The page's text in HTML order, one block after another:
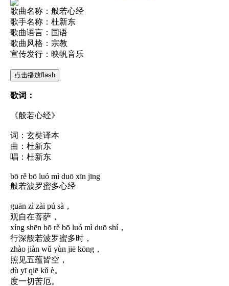
歌曲名称：般若心经
歌手名称：杜新东
歌曲语言：国语
歌曲风格：宗教
宣传发行：映帆音乐
点击播放flash
歌词：
《般若心经》
词：玄奘译本
曲：杜新东
唱：杜新东
bō rě bō luó mì duō xīn jīng
般若波罗蜜多心经
guān zì zài pú sà，
观自在菩萨，
xíng shēn bō rě bō luó mì duō shí，
行深般若波罗蜜多时，
zhào jiàn wǔ yùn jiē kōng，
照见五蕴皆空，
dù yī qiē kǔ è。
度一切苦厄。